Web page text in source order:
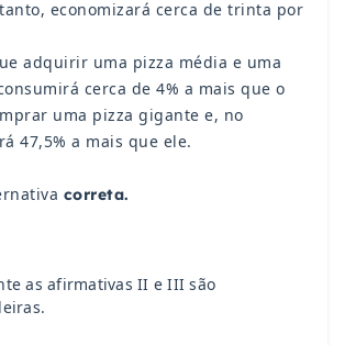
economizará cerca de trinta por
adquirir uma pizza média e uma
cerca de 4% a mais que o
uma pizza gigante e, no
47,5% a mais que ele.
correta.
as afirmativas II e III são